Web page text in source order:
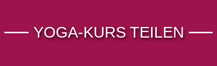
YOGA-KURS TEILEN